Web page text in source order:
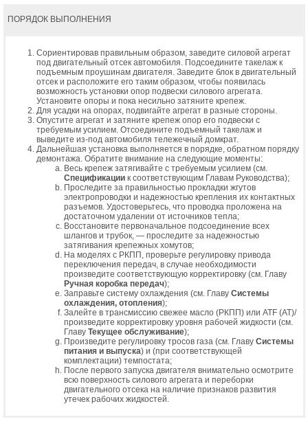
ПОРЯДОК ВЫПОЛНЕНИЯ
Сориентировав правильным образом, заведите силовой агрегат
под двигательный отсек автомобиля. Подсоедините такелаж к
подъемным проушинам двигателя. Заведите блок в двигательный
отсек и расположите его таким образом, чтобы появилась
возможность установки опор подвески силового агрегата.
Установите опоры и пока несильно затяните крепеж.
Для усадки на опорах, подвигайте агрегат в разные стороны.
Опустите агрегат и затяните крепеж опор его подвески с
требуемым усилием. Отсоедините подъемный такелаж и
выведите из-под автомобиля тележечный домкрат.
Дальнейшая установка выполняется в порядке, обратном порядку
демонтажа. Обратите внимание на следующие моменты:
Весь крепеж затягивайте с требуемым усилием (см.
Спецификации к соответствующим Главам Руководства);
Проследите за правильностью прокладки жгутов
электропроводки и надежностью крепления их контактных
разъемов. Удостоверьтесь, что проводка проложена на
достаточном удалении от источников тепла;
Восстановите первоначальное подсоединение всех
шлангов и трубок, — проследите за надежностью
затягивания крепежных хомутов;
На моделях с РКПП, проверьте регулировку привода
переключения передач, в случае необходимости
произведите соответствующую корректировку (см. Главу
Ручная коробка передач);
Заправьте систему охлаждения (см. Главу Системы
охлаждения, отопления);
Залейте в трансмиссию свежее масло (РКПП) или ATF (АТ)/
произведите корректировку уровня рабочей жидкости (см.
Главу Текущее обслуживание);
Произведите регулировку тросов газа (см. Главу Системы
питания и выпуска) и (при соответствующей
комплектации) темпостата;
После первого запуска двигателя внимательно осмотрите
всю поверхность силового агрегата и переборки
двигательного отсека на наличие признаков развития
утечек рабочих жидкостей.